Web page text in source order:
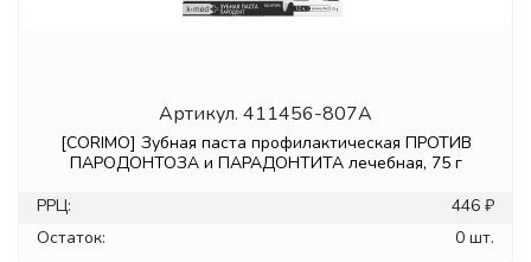
Артикул. 411456-807A
[CORIMO] Зубная паста профилактическая ПРОТИВ
ПАРОДОНТОЗА и ПАРАДОНТИТА лечебная, 75 г
РРЦ:
446 ₽
Остаток:
0 шт.